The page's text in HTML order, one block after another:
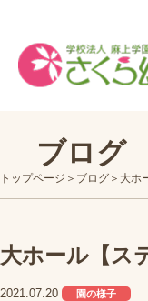
ブログ
トップページ ブログ 大ホ
大ホール【ス
2021.07.20 園の様子